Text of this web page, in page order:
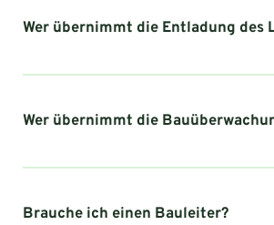
Wer übernimmt die Entladung des
Wer übernimmt die
Brauche ich einen Bauleiter?